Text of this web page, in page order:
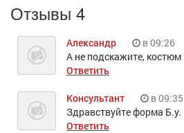
Отзывы 4
Александр в 09:26
А не подскажите,
Ответить
Консультант в 09:35
Здравствуйте форма Б.у.
Ответить